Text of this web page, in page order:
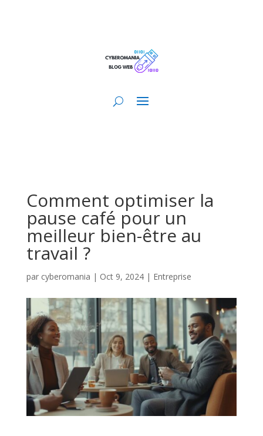
Comment optimiser la
pause café pour un
meilleur bien-être au
travail ?
par cyberomania | Oct 9, 2024| Entreprise